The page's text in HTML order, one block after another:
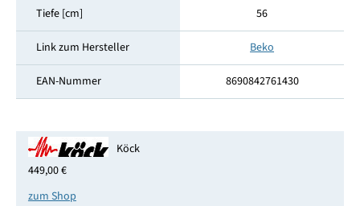
Tiefe [cm] 56
Link zum Hersteller Beko
EAN-Nummer 8690842761430
Köck
449,00 €
zum Shop